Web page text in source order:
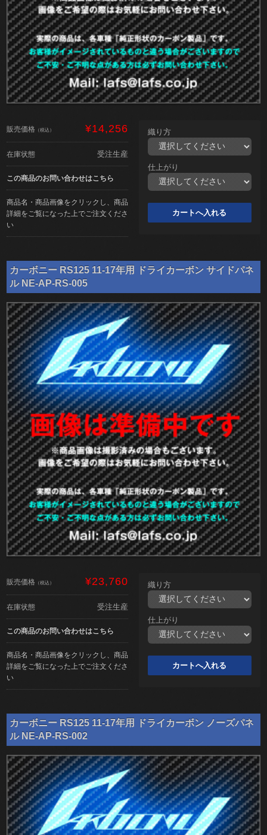
販売価格 （税込） ¥14,256
在庫状態 受注生産
この商品のお問い合わせはこちら
商品名・商品画像をクリックし、商品
詳細をご覧になった上でご注文くださ
い
織り方
仕上がり
カーボニー RS125 11-17年用 ドライカーボン サイドパネ
ル NE-AP-RS-005
販売価格 （税込） ¥23,760
在庫状態 受注生産
この商品のお問い合わせはこちら
商品名・商品画像をクリックし、商品
詳細をご覧になった上でご注文くださ
い
織り方
仕上がり
カーボニー RS125 11-17年用 ドライカーボン ノーズパネ
ル NE-AP-RS-002